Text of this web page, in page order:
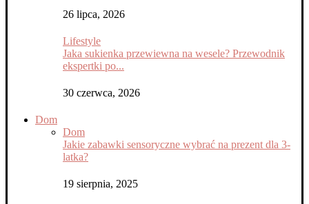
26 lipca, 2026
Lifestyle
Jaka sukienka przewiewna na wesele? Przewodnik
ekspertki po...
30 czerwca, 2026
Dom
Dom
Jakie zabawki sensoryczne wybrać na prezent dla 3-
latka?
19 sierpnia, 2025